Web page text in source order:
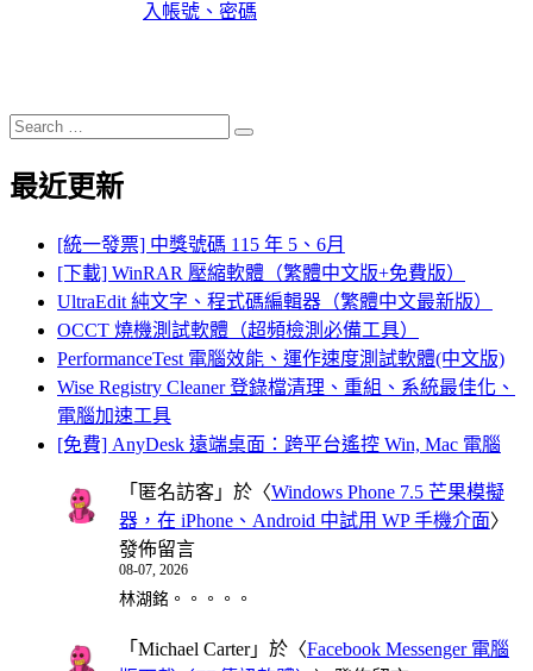
入帳號、密碼
Search
for:
Search
最近更新
[統一發票] 中獎號碼 115 年 5、6月
[下載] WinRAR 壓縮軟體（繁體中文版+免費版）
UltraEdit 純文字、程式碼編輯器（繁體中文最新版）
OCCT 燒機測試軟體（超頻檢測必備工具）
PerformanceTest 電腦效能、運作速度測試軟體(中文版)
Wise Registry Cleaner 登錄檔清理、重組、系統最佳化、
電腦加速工具
[免費] AnyDesk 遠端桌面：跨平台遙控 Win, Mac 電腦
「 匿名訪客 」於〈Windows Phone 7.5 芒果模擬
器，在 iPhone、Android 中試用 WP 手機介面〉
發佈留言
08-07, 2026
林湖銘。。。。。
「 Michael Carter」於〈Facebook Messenger 電腦